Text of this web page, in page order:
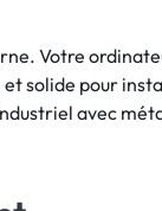
Votre
et solide pour
avec